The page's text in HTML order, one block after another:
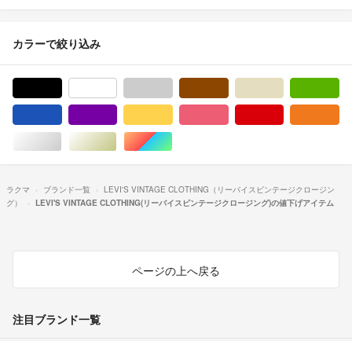
カラーで絞り込み
シルバー/銀色系ゴールド/金色系マルチカラー
ラクマ ブランド一覧
LEVI'S VINTAGE CLOTHING（リーバイスビンテージクロージン
グ）
LEVI'S VINTAGE CLOTHING(リーバイスビンテージクロージング)の値下げアイテム
ページの上へ戻る
注目ブランド一覧